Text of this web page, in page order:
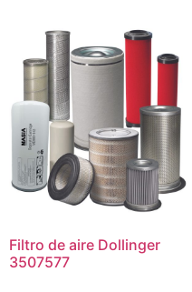
Filtro de aire Dollinger
3507577